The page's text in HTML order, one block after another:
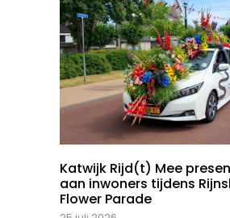
Katwijk Rijd(t) Mee
aan inwoners tijdens
Flower Parade